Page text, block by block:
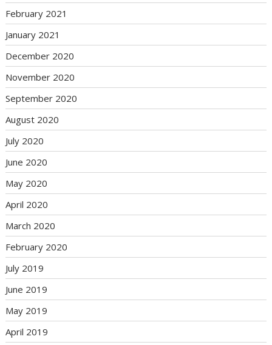
February 2021
January 2021
December 2020
November 2020
September 2020
August 2020
July 2020
June 2020
May 2020
April 2020
March 2020
February 2020
July 2019
June 2019
May 2019
April 2019